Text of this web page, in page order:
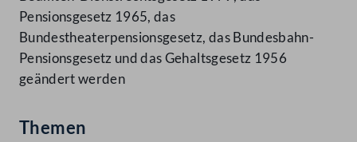
Pensionsgesetz 1965, das
Bundestheaterpensionsgesetz, das Bundesbahn-
Pensionsgesetz und das Gehaltsgesetz 1956
geändert werden
Themen